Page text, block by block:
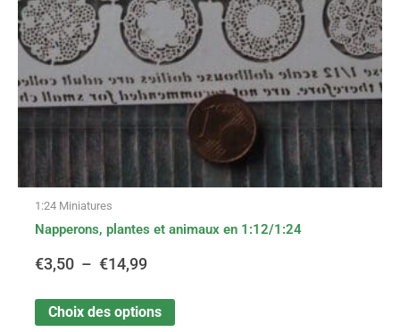
1:24 Miniatures
Napperons, plantes et animaux en 1:12/1:24
€3,50 – €14,99
€14,99
Choix des options
choisies
sur
la
page
du
produit